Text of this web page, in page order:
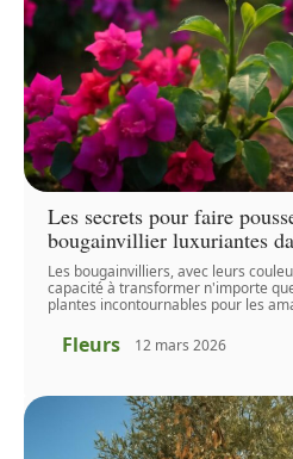
Les secrets pour faire
bougainvillier luxuriantes
Les bougainvilliers, avec leurs
capacité à transformer n'importe
plantes incontournables pour les
Fleurs 12 mars 2026